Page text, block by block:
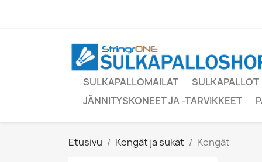
SULKAPALLOMAILAT
SULKAPALLOT
JÄNNITYSKONEET JA -TARVIKKEET
Etusivu Kengät ja sukat Kengät